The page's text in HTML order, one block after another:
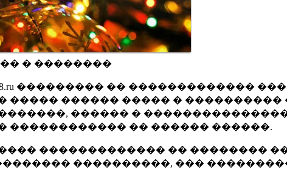
� ��������
��������� �� �������������
����� ������ ����� � ����������
������ �
������������ �� ������ ������.
������������� �� ��������
����������, ���